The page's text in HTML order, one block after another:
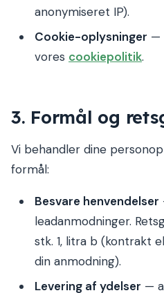
anonymiseret IP).
Cookie-oplysninger —
vores cookiepolitik.
3. Formål og
Vi behandler dine
formål:
Besvare henvendelser
leadanmodninger.
stk. 1, litra b (kontrakt
din anmodning).
Levering af ydelser —